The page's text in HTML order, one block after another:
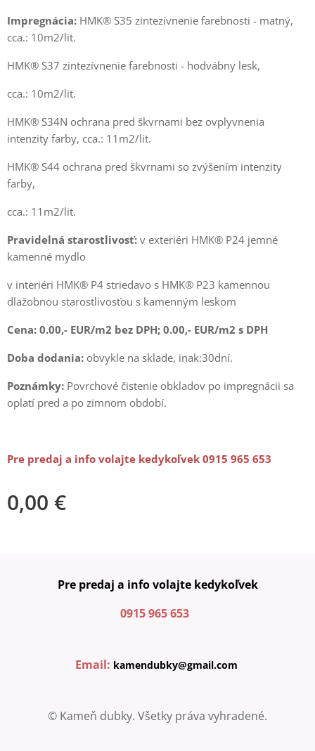
Impregnácia: HMK® S35 zintezívnenie farebnosti - matný,
cca.: 10m2/lit.
HMK® S37 zintezívnenie farebnosti - hodvábny lesk,
cca.: 10m2/lit.
HMK® S34N ochrana pred škvrnami bez ovplyvnenia
intenzity farby, cca.: 11m2/lit.
HMK® S44 ochrana pred škvrnami so zvýšením intenzity
farby,
cca.: 11m2/lit.
Pravidelná starostlivosť: v exteriéri HMK® P24 jemné
kamenné mydlo
v interiéri HMK® P4 striedavo s HMK® P23 kamennou
dlažobnou starostlivosťou s kamenným leskom
Cena: 0.00,- EUR/m2 bez DPH; 0.00,- EUR/m2 s DPH
Doba dodania: obvykle na sklade, inak:30dní.
Poznámky: Povrchové čistenie obkladov po impregnácii sa
oplatí pred a po zimnom období.
Pre predaj a info volajte kedykoľvek 0915 965 653
0,00 €
Pre predaj a info volajte kedykoľvek
0915 965 653
Email: kamendubky@gmail.com
© Kameň dubky. Všetky práva vyhradené.